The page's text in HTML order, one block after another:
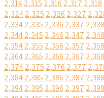
2,3142,315 2,316 2,317 2,318
2,3242,325 2,326 2,327
2,3342,335 2,336 2,337 2,338
2,3442,345 2,346 2,347 2,348
2,3542,355 2,356 2,357 2,358
2,3642,365 2,366 2,367 2,368
2,3742,375 2,376 2,377
2,3842,385 2,386 2,387 2,388
2,3942,395 2,396 2,397 2,398